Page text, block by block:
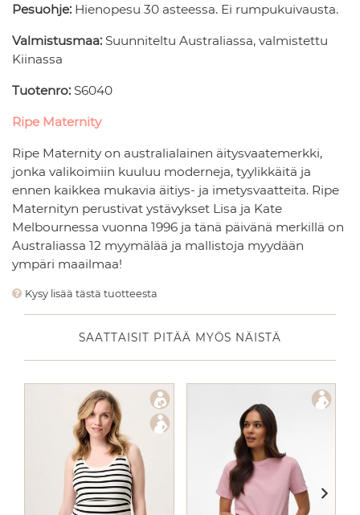
Pesuohje: Hienopesu 30 asteessa. Ei rumpukuivausta.
Valmistusmaa: Suunniteltu Australiassa, valmistettu
Kiinassa
Tuotenro: S6040
Ripe Maternity
Ripe Maternity on australialainen äitysvaatemerkki,
jonka valikoimiin kuuluu moderneja, tyylikkäitä ja
ennen kaikkea mukavia äitiys- ja imetysvaatteita. Ripe
Maternityn perustivat ystävykset Lisa ja Kate
Melbournessa vuonna 1996 ja tänä päivänä merkillä on
Australiassa 12 myymälää ja mallistoja myydään
ympäri maailmaa!
Kysy lisää tästä tuotteesta
SAATTAISIT PITÄÄ MYÖS NÄISTÄ